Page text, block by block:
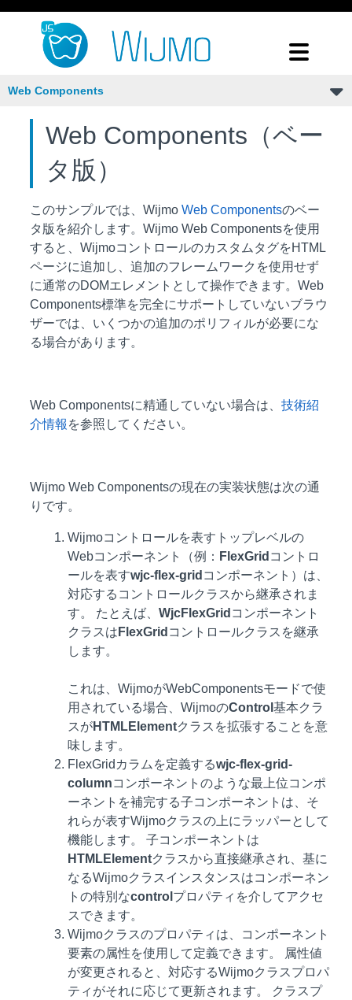
Web Components
Web Components（ベー
タ版）
このサンプルでは、Wijmo Web Componentsのベー
タ版を紹介します。Wijmo Web Componentsを使用
すると、WijmoコントロールのカスタムタグをHTML
ページに追加し、追加のフレームワークを使用せず
に通常のDOMエレメントとして操作できます。Web
Components標準を完全にサポートしていないブラウ
ザーでは、いくつかの追加のポリフィルが必要にな
る場合があります。
Web Componentsに精通していない場合は、 技術紹
介情報 を参照してください。
Wijmo Web Componentsの現在の実装状態は次の通
りです。
Wijmoコントロールを表すトップレベルの
Webコンポーネント（例： FlexGrid コントロ
ールを表すwjc-flex-grid コンポーネント）は、
対応するコントロールクラスから継承されま
す。 たとえば、 WjcFlexGrid コンポーネント
クラスは FlexGrid コントロールクラスを継承
します。
これは、WijmoがWebComponentsモードで使
用されている場合、WijmoのControl 基本クラ
スがHTMLElementクラスを拡張することを意
味します。
FlexGridカラムを定義するwjc-flex-grid-
columnコンポーネントのような最上位コンポ
ーネントを補完する子コンポーネントは、そ
れらが表すWijmoクラスの上にラッパーとして
機能します。 子コンポーネントは
HTMLElementクラスから直接継承され、基に
なるWijmoクラスインスタンスはコンポーネン
トの特別なcontrol プロパティを介してアクセ
スできます。
Wijmoクラスのプロパティは、コンポーネント
要素の属性を使用して定義できます。 属性値
が変更されると、対応するWijmoクラスプロパ
ティがそれに応じて更新されます。 クラスプ